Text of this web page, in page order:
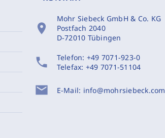
location_on
Mohr Siebeck GmbH & Co. KG
Postfach 2040
D-72010 Tübingen
phone Telefon: +49 7071-923-0
Telefax: +49 7071-51104
mail E-Mail: info@mohrsiebeck.com